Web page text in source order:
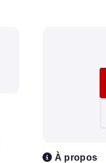
À propos